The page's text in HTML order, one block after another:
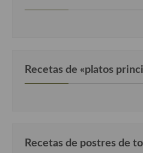
Recetas de «platos
Recetas de postres de